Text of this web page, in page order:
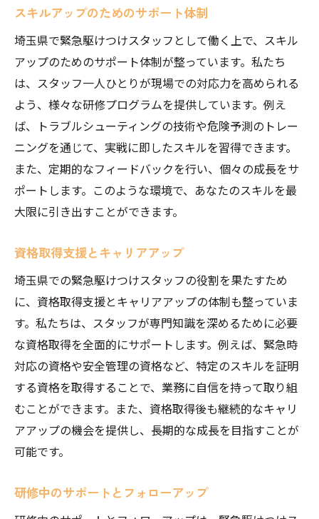
スキルアップのためのサポート体制
埼玉県で緊急駆けつけスタッフとして働く上で、スキル
アップのためのサポート体制が整っています。私たち
は、スタッフ一人ひとりが現場での対応力を高められる
よう、様々な研修プログラムを提供しています。例え
ば、トラブルシューティングの技術や危険予測のトレー
ニングを通じて、実戦に即したスキルを習得できます。
また、定期的なフィードバックを行い、個々の成長をサ
ポートします。このような環境で、あなたのスキルを最
大限に引き出すことができます。
資格取得支援とキャリアアップ
埼玉県での緊急駆けつけスタッフの役割を果たすため
に、資格取得支援とキャリアアップの体制も整っていま
す。私たちは、スタッフが専門知識を深めるために必要
な資格取得を全面的にサポートします。例えば、緊急時
対応の資格や安全管理の資格など、特定のスキルを証明
する資格を取得することで、業務に自信を持って取り組
むことができます。また、資格取得後も継続的なキャリ
アアップの機会を提供し、長期的な成長を目指すことが
可能です。
研修中のサポートとフォローアップ